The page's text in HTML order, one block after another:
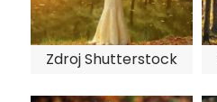
Zdroj Shutterstock